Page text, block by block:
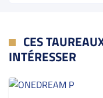
CES
INTÉRESSER